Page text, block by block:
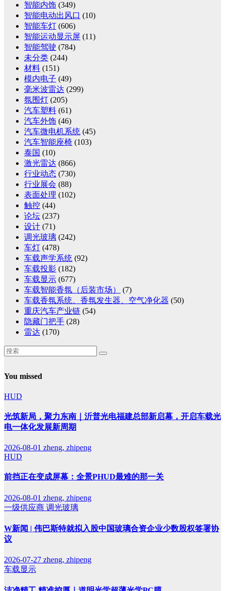
智能内饰 (349)
智能电动出风口 (10)
智能车灯 (606)
智能运动显示屏 (11)
智能驾驶 (784)
未分类 (244)
材料 (151)
模内电子 (49)
毫米波雷达 (299)
氛围灯 (205)
汽车塑料 (61)
汽车外饰 (46)
汽车微电机系统 (45)
汽车智能座椅 (103)
泰国 (10)
激光雷达 (866)
行业动态 (730)
行业展会 (88)
表面处理 (102)
触控 (44)
论坛 (237)
设计 (71)
调光玻璃 (242)
车灯 (478)
车载声学系统 (92)
车载投影 (182)
车载显示 (677)
车载智能香氛（后装市场）
(7)
车载香氛系统、香氛发生器、空气净化器 (50)
重庆汽车产业链 (54)
隐藏门把手 (28)
雷达 (170)
You missed
HUD
光筑新局，聚力东南｜沂普光电福建总部新启幕，开启车载光
电一体化发展新周期
2026-08-01 zheng, zhipeng
HUD
前挡正在变成屏幕：全景PHUD最难的那一关
2026-08-01 zheng, zhipeng
一级供应商 调光玻璃
W新闻 | 伟巴斯特就拟入股中国玻璃合资企业少数股权签署协
议
2026-07-27 zheng, zhipeng
车载显示